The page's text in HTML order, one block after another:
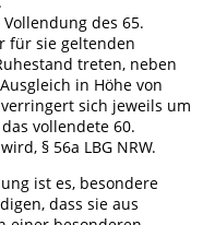
des 65.
für sie geltenden
treten, neben
in Höhe von
sich jeweils um
vollendete 60.
§ 56a LBG NRW.
ist es, besondere
dass sie aus